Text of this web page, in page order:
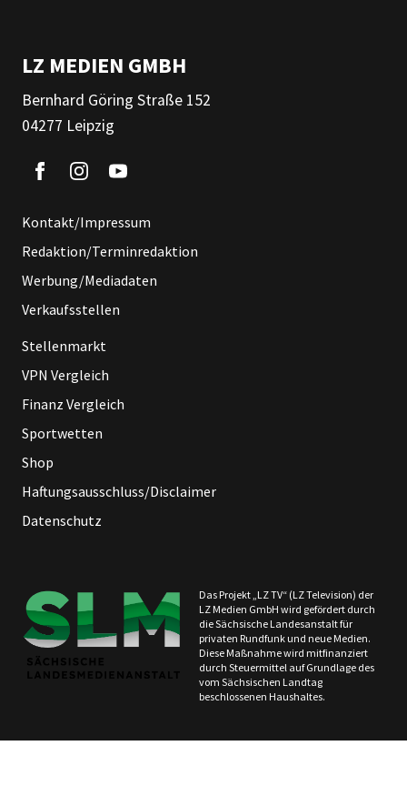
LZ MEDIEN GMBH
Bernhard Göring Straße 152
04277 Leipzig
Kontakt/Impressum
Redaktion/Terminredaktion
Werbung/Mediadaten
Verkaufsstellen
Stellenmarkt
VPN Vergleich
Finanz Vergleich
Sportwetten
Shop
Haftungsausschluss/Disclaimer
Datenschutz
Das Projekt „LZ TV“ (LZ Television) der
LZ Medien GmbH wird gefördert durch
die Sächsische Landesanstalt für
privaten Rundfunk und neue Medien.
Diese Maßnahme wird mitfinanziert
durch Steuermittel auf Grundlage des
vom Sächsischen Landtag
beschlossenen Haushaltes.